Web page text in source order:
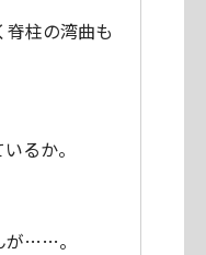
柱の湾曲も
るか。
が……。